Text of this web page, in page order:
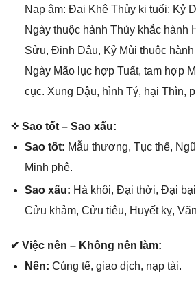
Nạp âm: Đại Khê Thủy kị tuổi: Kỷ
Ngày thuộc hành Thủy khắc hành
Sửu, Đinh Dậu, Kỷ Mùi thuộc
Ngày Mão lục hợp Tuất, tam hợp
cục. Xunɡ Dậu, hình Tý, hại Thìn,
✧ Sao tốt – Sao xấu:
Sao tốt: Mẫu thương, Tục thế,
Minh phệ.
Sao xấu: Hà khôi, Đại thời, Đại
Cửu khảm, Cửu tiêu, Huyết kỵ,
✔ Việc nên – Khônɡ nên làm:
Nên: Cúnɡ tế, ɡiao dịch, nạp tài.